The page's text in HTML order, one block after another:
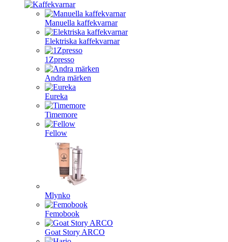
Manuella kaffekvarnar
Elektriska kaffekvarnar
1Zpresso
Andra märken
Eureka
Timemore
Fellow
Mlynko
Femobook
Goat Story ARCO